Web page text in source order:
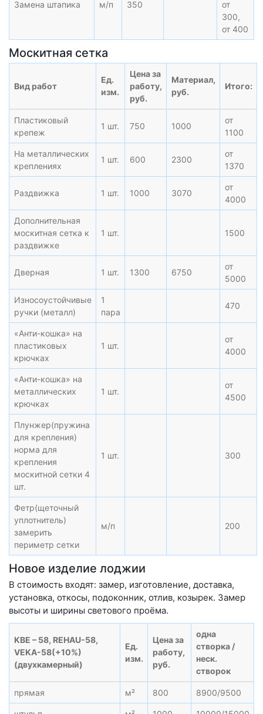
Замена штапика м/п 350
от
300,
от 400
Москитная сетка
Вид работ
Ед.
изм.
Цена за
работу,
руб.
Материал,
руб.
Итого:
Пластиковый
крепеж
1 шт. 750 1000
от
1100
На металлических
креплениях
1 шт. 600 2300
от
1370
Раздвижка 1 шт. 1000 3070
от
4000
Дополнительная
москитная сетка к
раздвижке
1 шт. 1500
Дверная 1 шт. 1300 6750
от
5000
Износоустойчивые
ручки (металл)
1
пара
470
«Анти-кошка» на
пластиковых
крючках
1 шт.
от
4000
«Анти-кошка» на
металлических
крючках
1 шт.
от
4500
Плунжер(пружина
для крепления)
норма для
крепления
москитной сетки 4
шт.
1 шт. 300
Фетр(щеточный
уплотнитель)
замерить
периметр сетки
м/п 200
Новое изделие лоджии
В стоимость входят: замер, изготовление, доставка,
установка, откосы, подоконник, отлив, козырек. Замер
высоты и ширины светового проёма.
KBE – 58, REHAU-58,
VEKA-58(+10%)
(двухкамерный)
Ед.
изм.
Цена за
работу,
руб.
одна
створка /
неск.
створок
прямая м² 800 8900/9500